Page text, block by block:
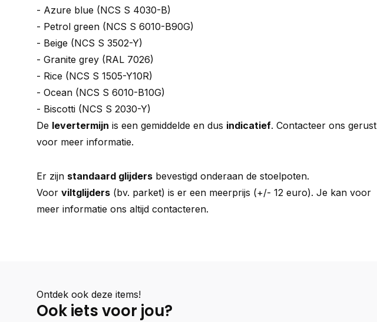
- Azure blue (NCS S 4030-B)
- Petrol green (NCS S 6010-B90G)
- Beige (NCS S 3502-Y)
- Granite grey (RAL 7026)
- Rice (NCS S 1505-Y10R)
- Ocean (NCS S 6010-B10G)
- Biscotti (NCS S 2030-Y)
De levertermijn is een gemiddelde en dus indicatief. Contacteer ons gerust
voor meer informatie.
Er zijn standaard glijders bevestigd onderaan de stoelpoten.
Voor viltglijders (bv. parket) is er een meerprijs (+/- 12 euro). Je kan voor
meer informatie ons altijd contacteren.
Ontdek ook deze items!
Ook iets voor jou?